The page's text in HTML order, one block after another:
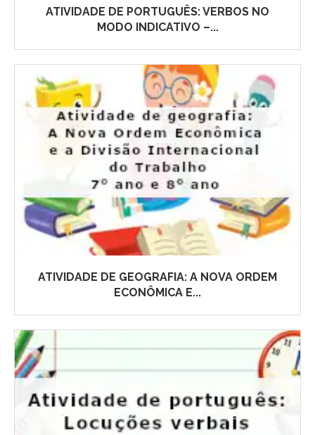
ATIVIDADE DE PORTUGUÊS: VERBOS NO
MODO INDICATIVO –...
ATIVIDADE DE GEOGRAFIA: A NOVA ORDEM
ECONÔMICA E...